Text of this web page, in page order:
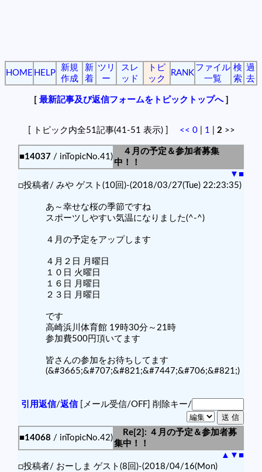
HOME HELP
新規
作成
新
着
ツリ
ー
スレ
ッド
トピ
ック
RANK
ファイル
一覧
検
索
過
去
[ 最新記事及び返信フォームをトピックトップへ]
[ トピック内全51記事(41-51 表示) ] << 0 1 2 >>
■14037 / inTopicNo.41)
４月の予定＆参加者募集
中！！
▼ ■
□投稿者/ みや ゲスト(10回)-(2018/03/27(Tue) 22:23:35)
あ～幸せな桜の季節ですね
スポーツしやすい気温になりました(^-^)
４月の予定をアップします
４月２日 月曜日
１０日 火曜日
１６日 月曜日
２３日 月曜日
です
高崎浜川体育館 19時30分～21時
参加費500円頂いてます
皆さんの参加をお待ちしてます
(&#3665;&#707;&#821;&#7447;&#706;&#821;)
引用返信/返信[メール受信/OFF] 削除キー/
■14068 / inTopicNo.42)
Re[2]: ４月の予定＆参加者募
集中！！
▲ ▼ ■
□投稿者/ おーしま ゲスト(8回)-(2018/04/16(Mon)